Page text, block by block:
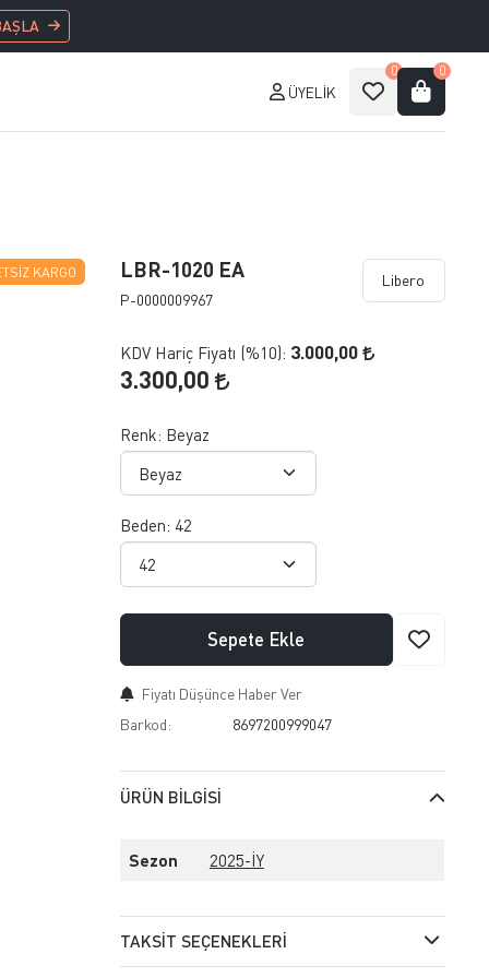
ÜYELIK
0 0
KARGO LBR-1020 EA
P-0000009967
Libero
KDV Hariç Fiyatı (%10): 3.000,00
3.300,00
Renk: Beyaz
Beden: 42
Sepete Ekle
Fiyatı Düşünce Haber Ver
Barkod:
8697200999047
ÜRÜN BILGISI
Sezon 2025-İY
TAKSIT SEÇENEKLERI